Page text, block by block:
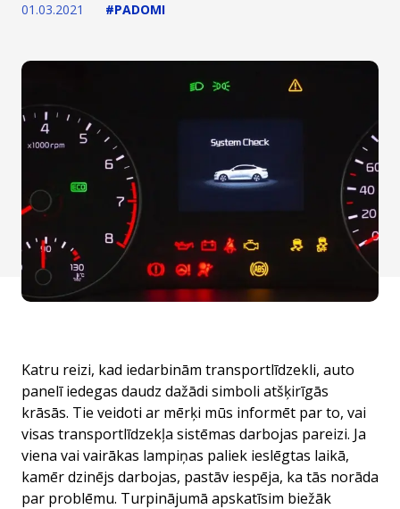
01.03.2021 #PADOMI
Katru reizi, kad iedarbinām transportlīdzekli, auto
panelī iedegas daudz dažādi simboli atšķirīgās
krāsās. Tie veidoti ar mērķi mūs informēt par to, vai
visas transportlīdzekļa sistēmas darbojas pareizi. Ja
viena vai vairākas lampiņas paliek ieslēgtas laikā,
kamēr dzinējs darbojas, pastāv iespēja, ka tās norāda
par problēmu. Turpinājumā apskatīsim biežāk